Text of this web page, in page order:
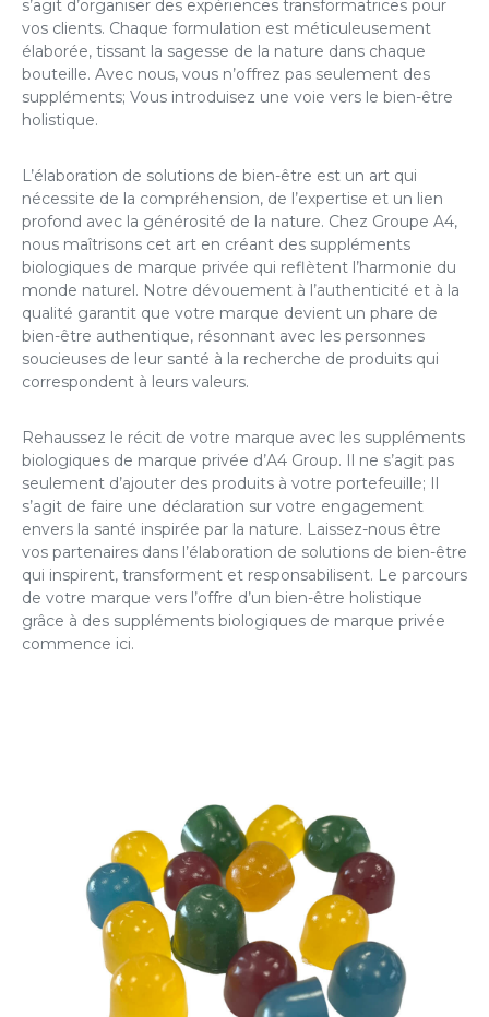
s’agit d’organiser des expériences transformatrices pour
vos clients. Chaque formulation est méticuleusement
élaborée, tissant la sagesse de la nature dans chaque
bouteille. Avec nous, vous n’offrez pas seulement des
suppléments; Vous introduisez une voie vers le bien-être
holistique.
L’élaboration de solutions de bien-être est un art qui
nécessite de la compréhension, de l’expertise et un lien
profond avec la générosité de la nature. Chez Groupe A4,
nous maîtrisons cet art en créant des suppléments
biologiques de marque privée qui reflètent l’harmonie du
monde naturel. Notre dévouement à l’authenticité et à la
qualité garantit que votre marque devient un phare de
bien-être authentique, résonnant avec les personnes
soucieuses de leur santé à la recherche de produits qui
correspondent à leurs valeurs.
Rehaussez le récit de votre marque avec les suppléments
biologiques de marque privée d’A4 Group. Il ne s’agit pas
seulement d’ajouter des produits à votre portefeuille; Il
s’agit de faire une déclaration sur votre engagement
envers la santé inspirée par la nature. Laissez-nous être
vos partenaires dans l’élaboration de solutions de bien-être
qui inspirent, transforment et responsabilisent. Le parcours
de votre marque vers l’offre d’un bien-être holistique
grâce à des suppléments biologiques de marque privée
commence ici.